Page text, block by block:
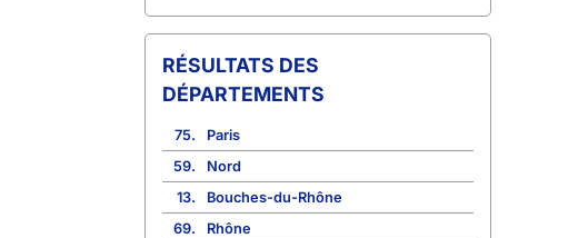
RÉSULTATS DES
DÉPARTEMENTS
75.
Paris
59.
Nord
13.
Bouches-du-Rhône
69.
Rhône